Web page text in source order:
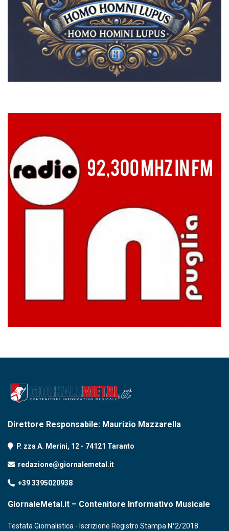
Direttore Responsabile: Maurizio Mazzarella
P. zza A. Merini, 12 - 74121 Taranto
redazione@giornalemetal.it
+39 3395020938
GiornaleMetal.it – Contenitore Informativo Musicale
Testata Giornalistica - Iscrizione Registro Stampa N°2/2018